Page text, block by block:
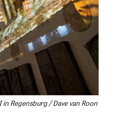
in Regensburg / Dave van Roon